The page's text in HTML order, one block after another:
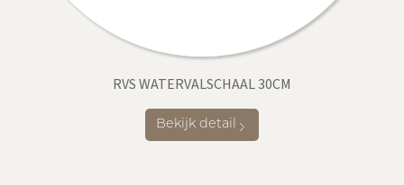
RVS WATERVALSCHAAL 30CM
Bekijk detail